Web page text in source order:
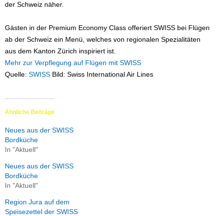
der Schweiz näher.
Gästen in der Premium Economy Class offeriert SWISS bei Flügen
ab der Schweiz ein Menü, welches von regionalen Spezialitäten
aus dem Kanton Zürich inspiriert ist.
Mehr zur Verpflegung auf Flügen mit SWISS
Quelle: SWISS Bild: Swiss International Air Lines
Ähnliche Beiträge
Neues aus der SWISS
Bordküche
In "Aktuell"
Neues aus der SWISS
Bordküche
In "Aktuell"
Region Jura auf dem
Speisezettel der SWISS